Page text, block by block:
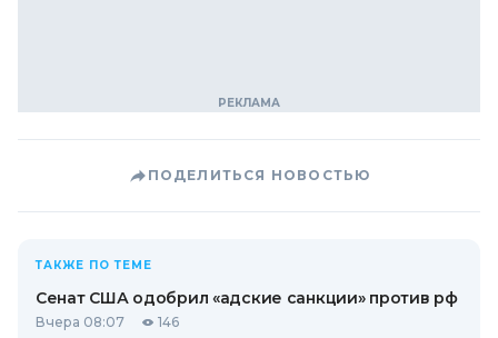
ПОДЕЛИТЬСЯ НОВОСТЬЮ
ТАКЖЕ ПО ТЕМЕ
Сенат США одобрил «адские санкции» против рф
Вчера 08:07 146